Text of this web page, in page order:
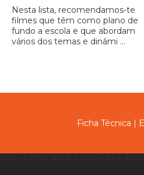
Nesta lista, recomendamos-te
filmes que têm como plano de
fundo a escola e que abordam
vários dos temas e dinâmi ...
Ficha Técnica |
personalizar conteúdo e